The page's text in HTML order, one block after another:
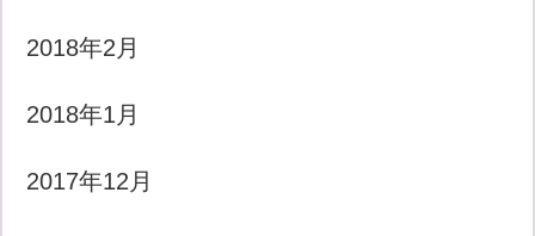
2018年2月
2018年1月
2017年12月